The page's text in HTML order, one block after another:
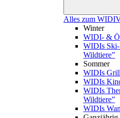
Alles zum
Winter
WIDI- &
WIDIs Ski-
Wildtiere”
Sommer
WIDIs
WIDIs
WIDIs
Wildtiere”
WIDIs